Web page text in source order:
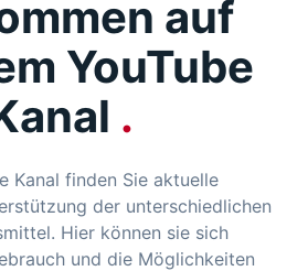
auf
YouTube
Kanal finden Sie aktuelle
der unterschiedlichen
Hier können sie sich
und die Möglichkeiten